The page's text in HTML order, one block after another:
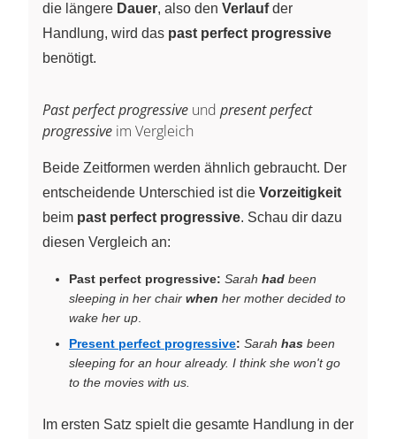
die längere Dauer, also den Verlaufder
Handlung, wird das past perfect progressive
benötigt.
Past perfect progressive und present perfect
progressive im Vergleich
Beide Zeitformen werden ähnlich gebraucht. Der
entscheidende Unterschied ist die Vorzeitigkeit
beim past perfect progressive. Schau dir dazu
diesen Vergleich an:
Past perfect progressive: Sarah had been
sleeping in her chair when her mother decided to
wake her up.
Present perfect progressive: Sarah has been
sleeping for an hour already. I think she won't go
to the movies with us.
Im ersten Satz spielt die gesamte Handlung in der